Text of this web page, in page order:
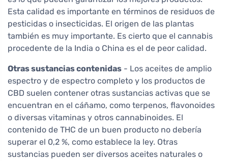
Esta calidad es importante en términos de residuos de
pesticidas o insecticidas. El origen de las plantas
también es muy importante. Es cierto que el cannabis
procedente de la India o China es el de peor calidad.
Otras sustancias contenidas - Los aceites de amplio
espectro y de espectro completo y los productos de
CBD suelen contener otras sustancias activas que se
encuentran en el cáñamo, como terpenos, flavonoides
o diversas vitaminas y otros cannabinoides. El
contenido de THC de un buen producto no debería
superar el 0,2 %, como establece la ley. Otras
sustancias pueden ser diversos aceites naturales o